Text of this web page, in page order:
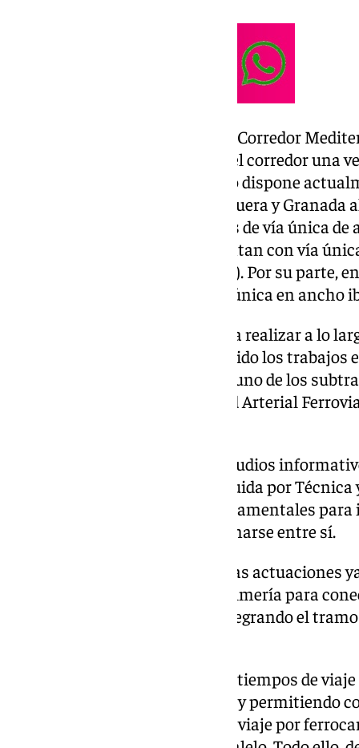
Este tramo dará continuidad al Corredor
través de Murcia, con el resto del corredor una
Antequera-Granada-Almería no dispone
homogénea, ya que entre Antequera y
doble con ancho estándar, otros de vía única
(Loja y entrada a Granada) cuentan con vía
y ancho ibérico en la misma vía). Por su parte,
configuración actual es de «vía única en ancho
De esta forma, las actuaciones a realizar a lo
alcances por lo que se han dividido los
independientes, uno para cada uno de los
Antequera-Granada, el de la Red Arterial
El estudio de viabilidad y los estudios
Temporal de Empresas constituida por Técnica
S.A., engloban dos trabajos fundamentales
Mediterráneo que deben coordinarse entre sí.
Es por un lado la definición de las actuaciones
funcional del tramo Granada-Almería para
en ancho estándar europeo, integrando el
Con ello se consigue reducir los tiempos de
haciéndolos más competitivos, y permitiendo
menos de tres horas y media de viaje por